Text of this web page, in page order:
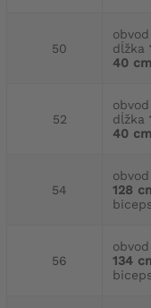
50
dĺžka
40 cm
52
dĺžka
40 cm
54
128
56
134